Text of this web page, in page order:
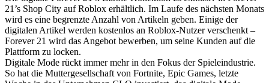
21’s Shop City auf Roblox erhältlich. Im Laufe des nächsten Monats
wird es eine begrenzte Anzahl von Artikeln geben. Einige der
digitalen Artikel werden kostenlos an Roblox-Nutzer verschenkt –
Forever 21 wird das Angebot bewerben, um seine Kunden auf die
Plattform zu locken.
Digitale Mode rückt immer mehr in den Fokus der Spieleindustrie.
So hat die Muttergesellschaft von Fortnite, Epic Games, letzte